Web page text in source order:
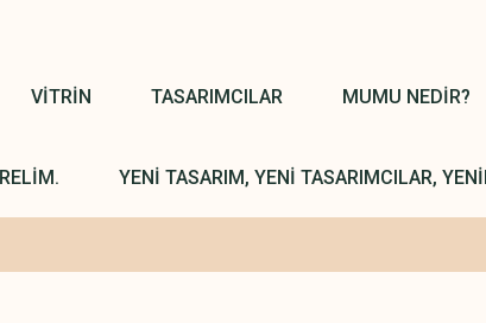
VİTRİN TASARIMCILAR MUMU NEDİR?
YENİ TASARIM, YENİ TASARIMCILAR,